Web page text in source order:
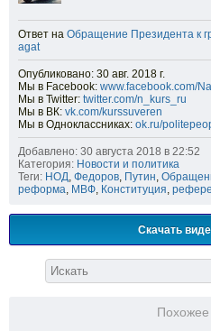
Ответ на Обращение Президента к
agat
Опубликовано: 30 авг. 2018 г.
Мы в Facebook: www.facebook.com/
Мы в Twitter: twitter.com/n_kurs_ru
Мы в ВК: vk.com/kurssuveren
Мы в Одноклассниках: ok.ru/
Добавлено: 30 августа 2018 в 22:52
Категория: Новости и политика
Теги: НОД, Федоров, Путин,
реформа, МВФ, Конституция,
Скачать
Похожее